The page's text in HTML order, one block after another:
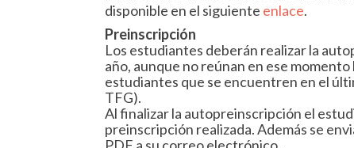
disponible en el siguiente enlace.
Preinscripción
Los estudiantes deberán realizar la
año, aunque no reúnan en ese
estudiantes que se encuentren en el
TFG).
Al finalizar la autopreinscripción el
preinscripción realizada. Además se